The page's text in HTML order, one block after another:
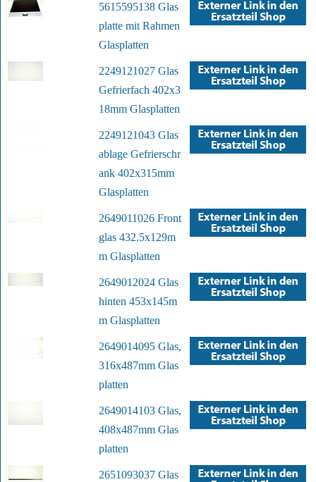
5615595138 Glas
platte mit Rahmen
Glasplatten
2249121027 Glas
Gefrierfach 402x3
18mm Glasplatten
2249121043 Glas
ablage Gefrierschr
ank 402x315mm
Glasplatten
2649011026 Front
glas 432.5x129m
m Glasplatten
2649012024 Glas
hinten 453x145m
m Glasplatten
2649014095 Glas,
316x487mm Glas
platten
2649014103 Glas,
408x487mm Glas
platten
2651093037 Glas